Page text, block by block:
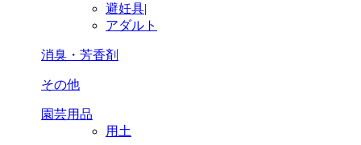
避妊具|
アダルト
消臭・芳香剤
その他
園芸用品
用土